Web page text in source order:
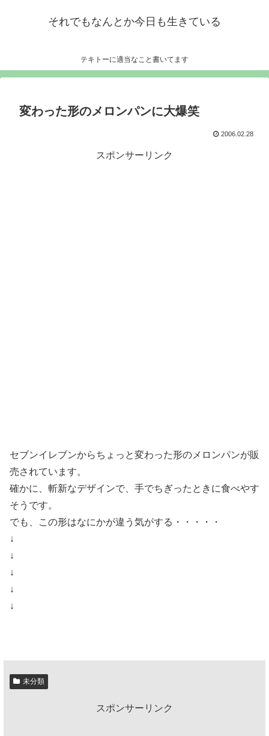
それでもなんとか今日も生きている
テキトーに適当なこと書いてます
変わった形のメロンパンに大爆笑
2006.02.28
スポンサーリンク
セブンイレブンからちょっと変わった形のメロンパンが販
売されています。
確かに、斬新なデザインで、手でちぎったときに食べやす
そうです。
でも、この形はなにかが違う気がする・・・・・
↓
↓
↓
↓
↓
未分類
スポンサーリンク